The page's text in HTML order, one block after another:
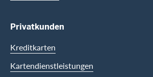
Privatkunden
Kreditkarten
Kartendienstleistungen